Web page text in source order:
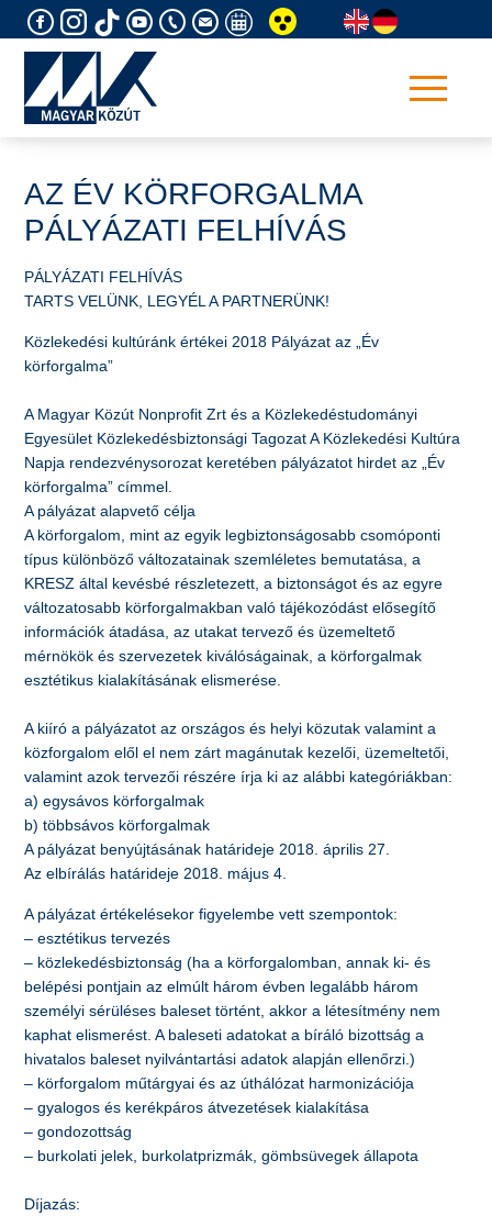
to
AZ ÉV KÖRFORGALMA
PÁLYÁZATI FELHÍVÁS
​PÁLYÁZATI FELHÍVÁS
TARTS VELÜNK, LEGYÉL A PARTNERÜNK!
Közlekedési kultúránk értékei 2018 Pályázat az „Év
körforgalma”
A Magyar Közút Nonprofit Zrt és a Közlekedéstudományi
Egyesület Közlekedésbiztonsági Tagozat A Közlekedési Kultúra
Napja rendezvénysorozat keretében pályázatot hirdet az „Év
körforgalma” címmel.
A pályázat alapvető célja
A körforgalom, mint az egyik legbiztonságosabb csomóponti
típus különböző változatainak szemléletes bemutatása, a
KRESZ által kevésbé részletezett, a biztonságot és az egyre
változatosabb körforgalmakban való tájékozódást elősegítő
információk átadása, az utakat tervező és üzemeltető
mérnökök és szervezetek kiválóságainak, a körforgalmak
esztétikus kialakításának elismerése.
A kiíró a pályázatot az országos és helyi közutak valamint a
közforgalom elől el nem zárt magánutak kezelői, üzemeltetői,
valamint azok tervezői részére írja ki az alábbi kategóriákban:
a) egysávos körforgalmak
b) többsávos körforgalmak
A pályázat benyújtásának határideje 2018. április 27.
Az elbírálás határideje 2018. május 4.
A pályázat értékelésekor figyelembe vett szempontok:
– esztétikus tervezés
– közlekedésbiztonság (ha a körforgalomban, annak ki- és
belépési pontjain az elmúlt három évben legalább három
személyi sérüléses baleset történt, akkor a létesítmény nem
kaphat elismerést. A baleseti adatokat a bíráló bizottság a
hivatalos baleset nyilvántartási adatok alapján ellenőrzi.)
– körforgalom műtárgyai és az úthálózat harmonizációja
– gyalogos és kerékpáros átvezetések kialakítása
– gondozottság
– burkolati jelek, burkolatprizmák, gömbsüvegek állapota
Díjazás: